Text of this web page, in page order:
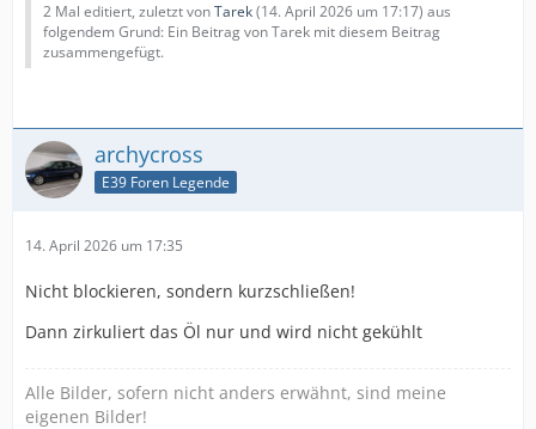
2 Mal editiert, zuletzt vonTarek(14. April 2026 um 17:17) aus
folgendem Grund: Ein Beitrag von Tarek mit diesem Beitrag
zusammengefügt.
archycross
E39 Foren Legende
14. April 2026 um 17:35
Nicht blockieren, sondern kurzschließen!
Dann zirkuliert das Öl nur und wird nicht gekühlt
Alle Bilder, sofern nicht anders erwähnt, sind meine
eigenen Bilder!